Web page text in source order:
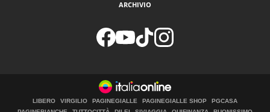
ARCHIVIO
LIBERO VIRGILIO PAGINEGIALLE PAGINEGIALLE SHOP
PGCASA